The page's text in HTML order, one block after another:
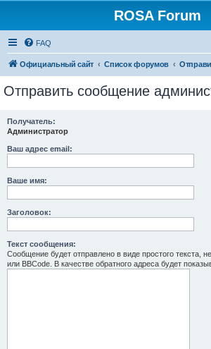
ROSA Forum
FAQ
Официальный сайт Список форумов
Отправить сообщение
Получатель:
Администратор
Ваш адрес email:
Ваше имя:
Заголовок:
Текст сообщения:
Сообщение будет отправлено в виде простого текста,
или BBCode. В качестве обратного адреса будет